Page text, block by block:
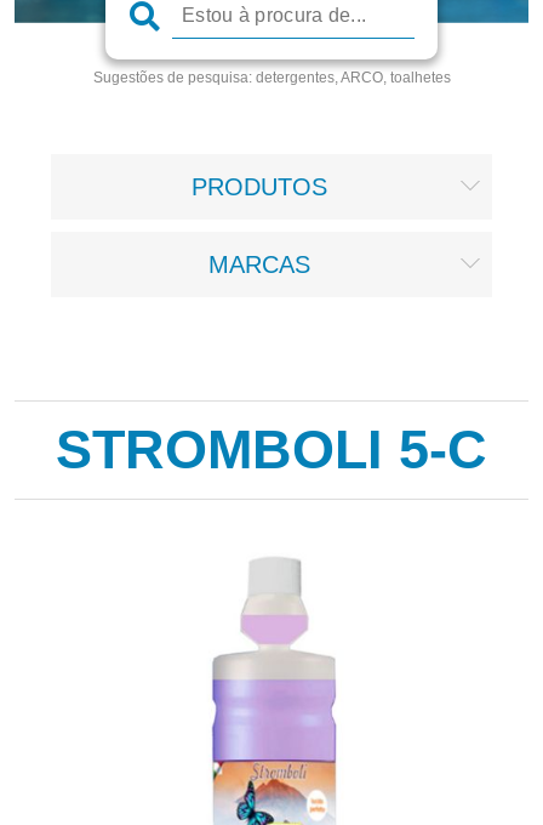
Sugestões de pesquisa:detergentes, ARCO, toalhetes
PRODUTOS
MARCAS
STROMBOLI 5-C